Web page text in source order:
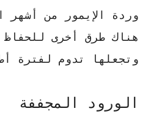
وردة الإيمور من أشهر
هناك طرق أخرى للحفاظ
وتجعلها تدوم لفترة
الورود المجففة